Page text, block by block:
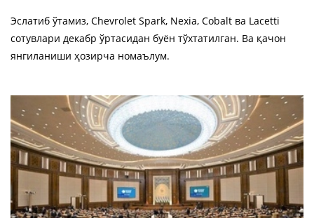
Эслатиб ўтамиз, Chevrolet Spark, Nexia, Cobalt ва Lacetti
сотувлари декабр ўртасидан буён тўхтатилган. Ва қачон
янгиланиши ҳозирча номаълум.